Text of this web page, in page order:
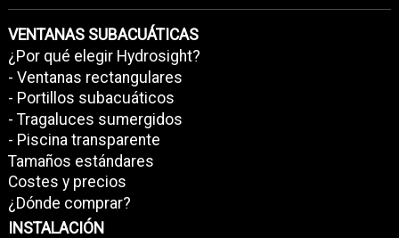
VENTANAS SUBACUÁTICAS
¿Por qué elegir Hydrosight?
- Ventanas rectangulares
- Portillos subacuáticos
- Tragaluces sumergidos
- Piscina transparente
Tamaños estándares
Costes y precios
¿Dónde comprar?
INSTALACIÓN